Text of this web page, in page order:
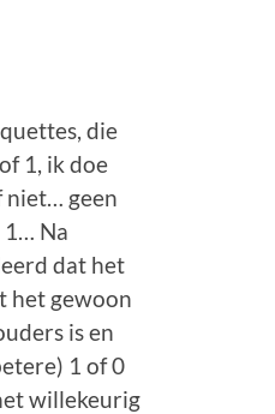
die
1, ik doe
niet… geen
1… Na
dat het
het gewoon
is en
1 of 0
willekeurig